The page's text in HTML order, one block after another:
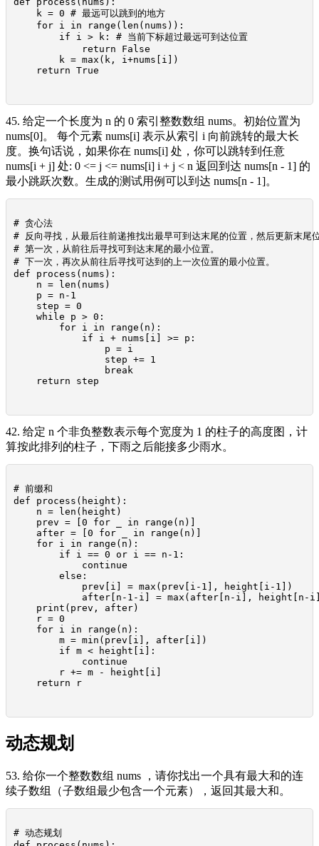
    k = 0 # 最远可以跳到的地方
    for i in range(len(nums)):
        if i > k: # 当前下标超过最远可到达位置
            return False
        k = max(k, i+nums[i])
    return True
45. 给定一个长度为 n 的 0 索引整数数组 nums。初始位置为
nums[0]。 每个元素 nums[i] 表示从索引 i 向前跳转的最大长
度。换句话说，如果你在 nums[i] 处，你可以跳转到任意
nums[i + j] 处: 0 <= j <= nums[i] i + j < n 返回到达 nums[n - 1] 的
最小跳跃次数。生成的测试用例可以到达 nums[n - 1]。
# 贪心法
# 反向寻找，从最后往前递推找出最早可到达末尾的位置，然后更新末尾
# 第一次，从前往后寻找可到达末尾的最小位置。
# 下一次，再次从前往后寻找可达到的上一次位置的最小位置。
def process(nums):
    n = len(nums)
    p = n-1
    step = 0
    while p > 0:
        for i in range(n):
            if i + nums[i] >= p:
                p = i
                step += 1
                break
    return step
42. 给定 n 个非负整数表示每个宽度为 1 的柱子的高度图，计
算按此排列的柱子，下雨之后能接多少雨水。
# 前缀和
def process(height):
    n = len(height)
    prev = [0 for _ in range(n)]
    after = [0 for _ in range(n)]
    for i in range(n):
        if i == 0 or i == n-1:
            continue
        else:
            prev[i] = max(prev[i-1], height[i-1])
after[n-1-i] = max(after[n-i], height[n-
    print(prev, after)
    r = 0
    for i in range(n):
        m = min(prev[i], after[i])
        if m < height[i]:
            continue
        r += m - height[i]
    return r
动态规划
53. 给你一个整数数组 nums ，请你找出一个具有最大和的连
续子数组（子数组最少包含一个元素），返回其最大和。
# 动态规划